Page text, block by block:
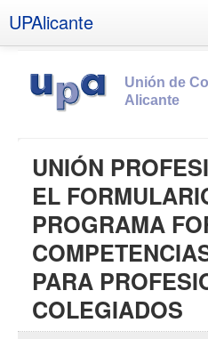
UPAlicante
Unión de
Alicante
Socios
Estatutos
Documentos
Boletines
UPSANA
UNIÓN
EL
PROGRAMA
PARA
COLEGIADOS